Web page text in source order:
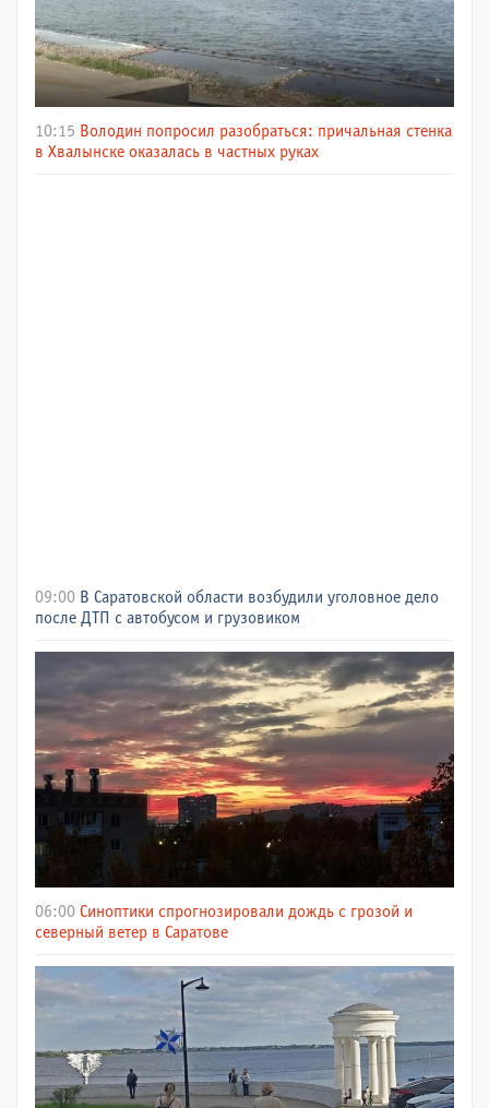
10:15 Володин попросил разобраться: причальная стенка
в Хвалынске оказалась в частных руках
09:00 В Саратовской области возбудили уголовное дело
после ДТП с автобусом и грузовиком
06:00 Синоптики спрогнозировали дождь с грозой и
северный ветер в Саратове